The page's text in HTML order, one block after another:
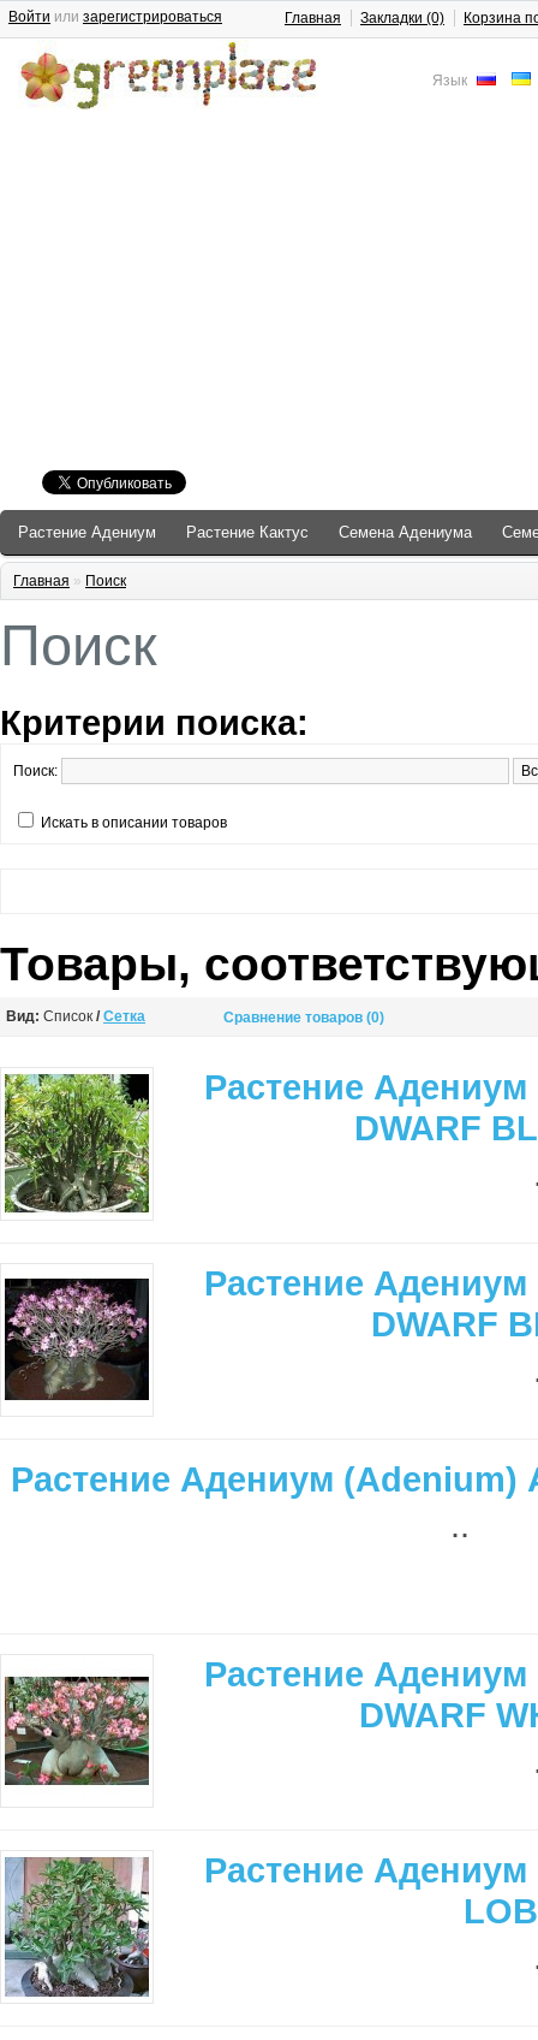
Язык
Войти или зарегистрироваться Главная Закладки (0) Корзина
Растение Адениум Растение Кактус Семена Адениума
Главная » Поиск
Поиск
Критерии поиска:
Поиск:
Искать в описании товаров
Товары,
Вид: Список / Сетка Сравнение товаров (0)
Растение
DWARF
Растение
DWARF
Растение Адениум (Adenium)
..
Растение
DWARF
Растение